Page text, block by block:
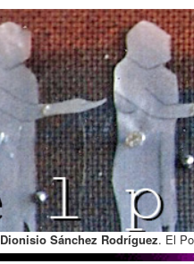
Dionisio Sánchez Rodríguez. El